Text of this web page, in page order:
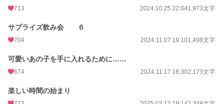
713 2024.10.25 22:041,973文字
サプライズ飲み会 ６
704 2024.11.07 19:101,498文字
可愛いあの子を手に入れるために……
674 2024.11.17 16:302,173文字
楽しい時間の始まり